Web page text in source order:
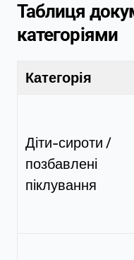
Таблиця
категоріями
Категорія
Діти-сироти /
позбавлені
піклування